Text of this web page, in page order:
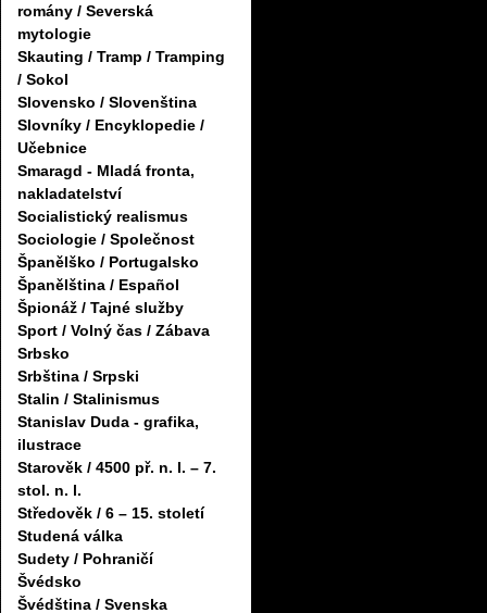
romány / Severská
mytologie
Skauting / Tramp / Tramping
/ Sokol
Slovensko / Slovenština
Slovníky / Encyklopedie /
Učebnice
Smaragd - Mladá fronta,
nakladatelství
Socialistický realismus
Sociologie / Společnost
Španělško / Portugalsko
Španělština / Español
Špionáž / Tajné služby
Sport / Volný čas / Zábava
Srbsko
Srbština / Srpski
Stalin / Stalinismus
Stanislav Duda - grafika,
ilustrace
Starověk / 4500 př. n. l. – 7.
stol. n. l.
Středověk / 6 – 15. století
Studená válka
Sudety / Pohraničí
Švédsko
Švédština / Svenska